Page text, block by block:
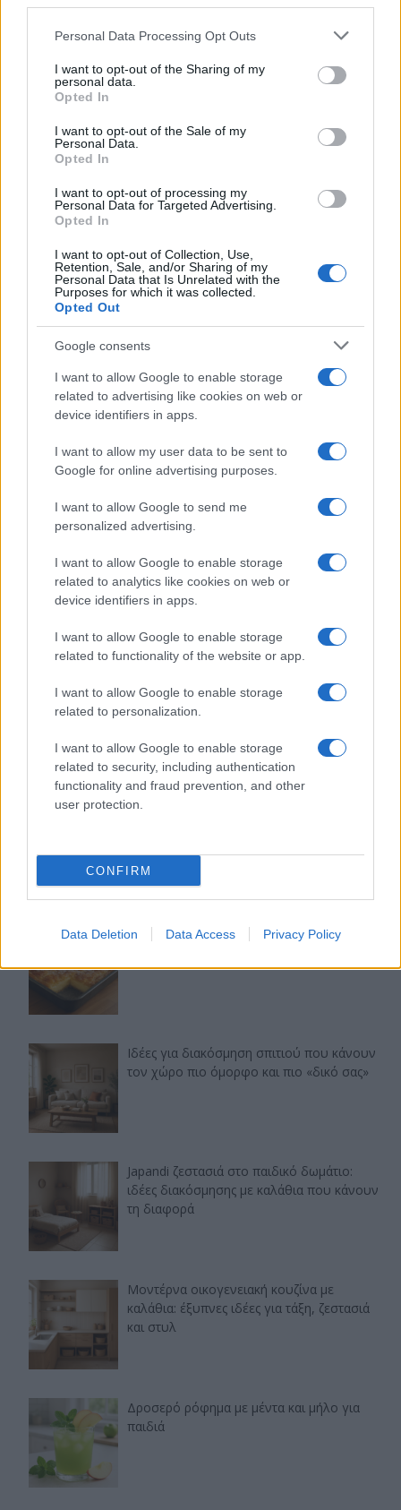
Please note that this website/app uses one or more Google
not limited to your visit or usage behaviour. You may click to
grant or deny consent to Google and its third-party tags to
use your data for below specified purposes in below Google
consent section.
Personal Data Processing Opt Outs
I want to opt-out of the Sharing of my
personal data.
Opted In
I want to opt-out of the Sale of my
Personal Data.
Opted In
I want to opt-out of processing my
Personal Data for Targeted Advertising.
Opted In
I want to opt-out of Collection, Use,
Retention, Sale, and/or Sharing of my
Personal Data that Is Unrelated with the
Purposes for which it was collected.
Opted Out
Google consents
I want to allow Google to enable storage
related to advertising like cookies on web or
device identifiers in apps.
I want to allow my user data to be sent to
Google for online advertising purposes.
I want to allow Google to send me
personalized advertising.
I want to allow Google to enable storage
related to analytics like cookies on web or
device identifiers in apps.
I want to allow Google to enable storage
related to functionality of the website or app.
I want to allow Google to enable storage
related to personalization.
I want to allow Google to enable storage
related to security, including authentication
functionality and fraud prevention, and other
user protection.
CONFIRM
Data Deletion Data Access Privacy Policy
Προηγούμενο άρθρο
Μαυρομάτικα με χόρτα
Επόμενο άρθρο
τυρόπιτα από πανέμορφο
ΠΑΡΟΜΟΙΑ ΑΡΘΡΑ
Εύκολες ιδέες για αρχάριους:
αποχρώσεις στη διακόσμηση
Ταψί γλυκό με βανίλια και τραγανή
κρούστα
Ιδέες για διακόσμηση σπιτιού που
κάνουν τον χώρο πιο όμορφο και πιο
«δικό σας»
Τελευταία άρθρα
Ταψί γλυκό με βανίλια και τραγανή
Ιδέες για διακόσμηση σπιτιού που κάνουν
τον χώρο πιο όμορφο και πιο «δικό σας»
Japandi ζεστασιά στο παιδικό δωμάτιο:
ιδέες διακόσμησης με καλάθια που κάνουν
τη διαφορά
Μοντέρνα οικογενειακή κουζίνα με
καλάθια: έξυπνες ιδέες για τάξη, ζεστασιά
και στυλ
Δροσερό ρόφημα με μέντα και μήλο για
παιδιά